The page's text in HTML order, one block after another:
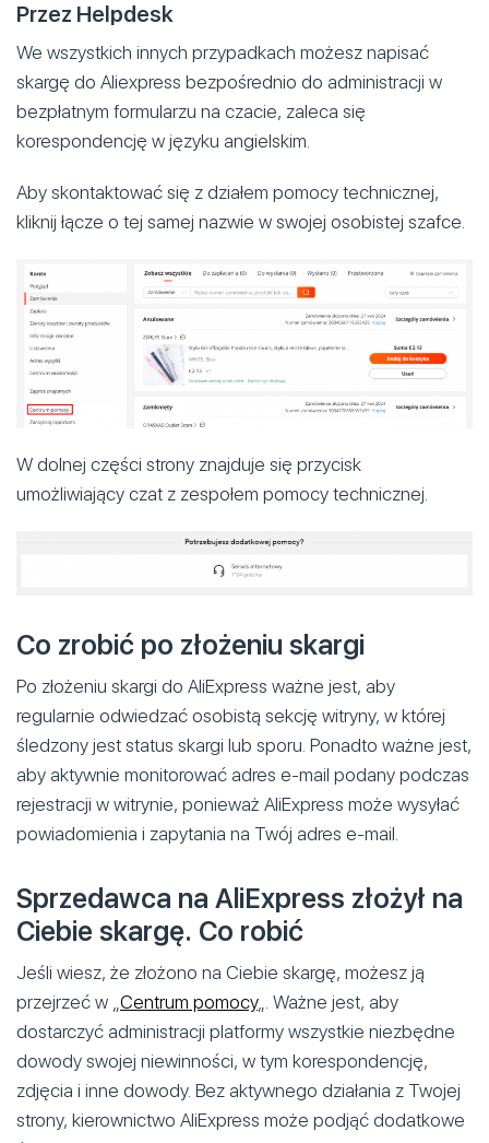
Przez Helpdesk
We wszystkich innych przypadkach możesz napisać
skargę do Aliexpress bezpośrednio do administracji w
bezpłatnym formularzu na czacie, zaleca się
korespondencję w języku angielskim.
Aby skontaktować się z działem pomocy technicznej,
kliknij łącze o tej samej nazwie w swojej osobistej szafce.
W dolnej części strony znajduje się przycisk
umożliwiający czat z zespołem pomocy technicznej.
Co zrobić po złożeniu skargi
Po złożeniu skargi do AliExpress ważne jest, aby
regularnie odwiedzać osobistą sekcję witryny, w której
śledzony jest status skargi lub sporu. Ponadto ważne jest,
aby aktywnie monitorować adres e-mail podany podczas
rejestracji w witrynie, ponieważ AliExpress może wysyłać
powiadomienia i zapytania na Twój adres e-mail.
Sprzedawca na AliExpress złożył na
Ciebie skargę. Co robić
Jeśli wiesz, że złożono na Ciebie skargę, możesz ją
przejrzeć w „Centrum pomocy„. Ważne jest, aby
dostarczyć administracji platformy wszystkie niezbędne
dowody swojej niewinności, w tym korespondencję,
zdjęcia i inne dowody. Bez aktywnego działania z Twojej
strony, kierownictwo AliExpress może podjąć dodatkowe